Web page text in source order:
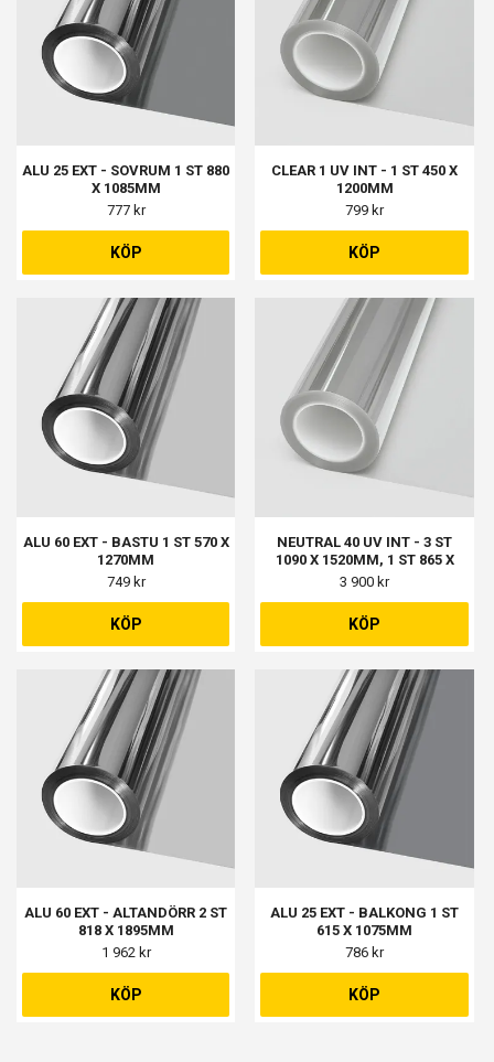
ALU 25 EXT - SOVRUM 1 ST 880
X 1085MM
777 kr
KÖP
CLEAR 1 UV INT - 1 ST 450 X
1200MM
799 kr
KÖP
ALU 60 EXT - BASTU 1 ST 570 X
1270MM
749 kr
KÖP
NEUTRAL 40 UV INT - 3 ST
1090 X 1520MM, 1 ST 865 X
2100MM
3 900 kr
KÖP
ALU 60 EXT - ALTANDÖRR 2 ST
818 X 1895MM
1 962 kr
KÖP
ALU 25 EXT - BALKONG 1 ST
615 X 1075MM
786 kr
KÖP